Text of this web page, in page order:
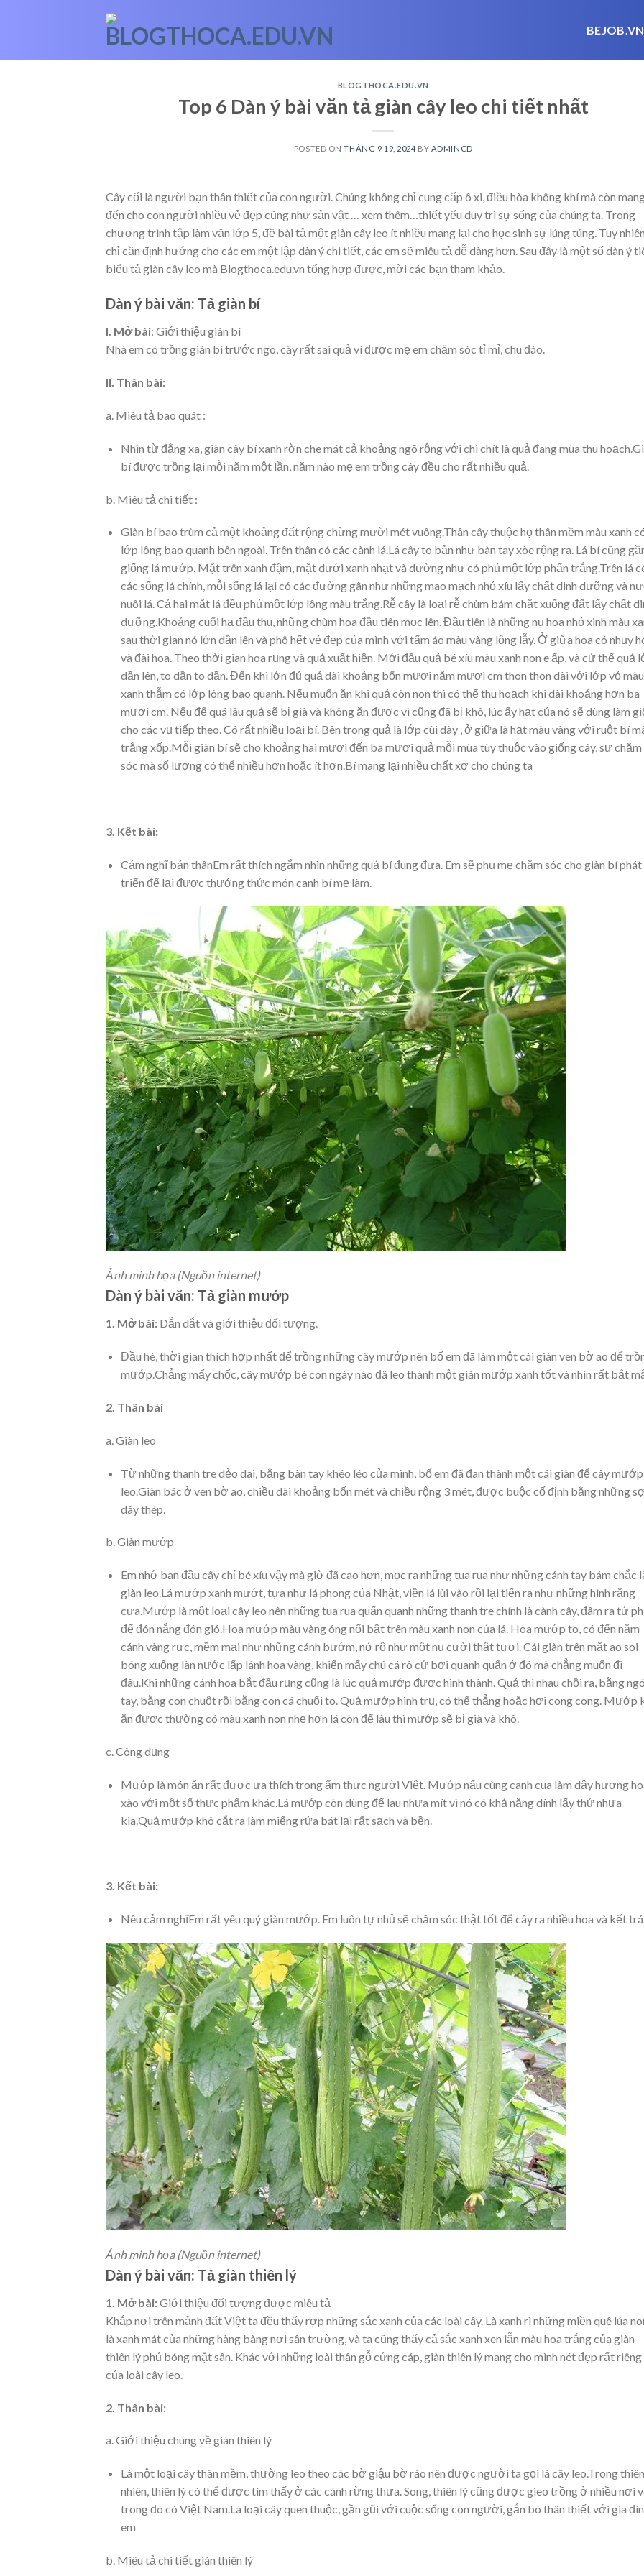
BEJOB.VN
BLOGTHOCA.EDU.VN
Top 6 Dàn ý bài văn tả giàn cây leo chi tiết nhất
POSTED ONTHÁNG 9 19, 2024 BY ADMINCD
Cây cối là người bạn thân thiết của con người. Chúng không chỉ cung cấp ô xi, điều hòa không khí mà còn
đến cho con người nhiều vẻ đẹp cũng như sản vật
… xem thêm… thiết yếu duy trì sự sống của chúng ta. Trong
chương trình tập làm văn lớp 5, đề bài tả một giàn cây leo ít nhiều mang lại cho học sinh sự lúng túng. Tuy nhiên,
chỉ cần định hướng cho các em một lập dàn ý chi tiết, các em sẽ miêu tả dễ dàng hơn. Sau đây là một số dàn ý
biểu tả giàn cây leo mà Blogthoca.edu.vn tổng hợp được, mời các bạn tham khảo.
Dàn ý bài văn: Tả giàn bí
I. Mở bài: Giới thiệu giàn bí
Nhà em có trồng giàn bí trước ngõ, cây rất sai quả vì được mẹ em chăm sóc tỉ mỉ, chu đáo.
II. Thân bài:
a. Miêu tả bao quát :
Nhìn từ đằng xa, giàn cây bí xanh rờn che mát cả khoảng ngõ rộng với chi chít là quả đang mùa thu
bí được trồng lại mỗi năm một lần, năm nào mẹ em trồng cây đều cho rất nhiều quả.
b. Miêu tả chi tiết :
Giàn bí bao trùm cả một khoảng đất rộng chừng mười mét vuông.Thân cây thuộc họ thân mềm màu xanh
lớp lông bao quanh bên ngoài. Trên thân có các cành lá.Lá cây to bản như bàn tay xòe rộng ra. Lá bí cũng
giống lá mướp. Mặt trên xanh đậm, mặt dưới xanh nhạt và dường như có phủ một lớp phấn trắng.Trên lá
các sống lá chính, mỗi sống lá lại có các đường gân như những mao mạch nhỏ xíu lấy chất dinh dưỡng và
nuôi lá. Cả hai mặt lá đều phủ một lớp lông màu trắng.Rễ cây là loại rễ chùm bám chặt xuống đất lấy chất
dưỡng.Khoảng cuối hạ đầu thu, những chùm hoa đầu tiên mọc lên. Đầu tiên là những nụ hoa nhỏ xinh màu
sau thời gian nó lớn dần lên và phô hết vẻ đẹp của mình với tấm áo màu vàng lộng lẫy. Ở giữa hoa có nhụy
và đài hoa. Theo thời gian hoa rụng và quả xuất hiện. Mới đầu quả bé xíu màu xanh non e ấp, và cứ thế quả
dần lên, to dần to dần. Đến khi lớn đủ quả dài khoảng bốn mươi năm mươi cm thon thon dài với lớp vỏ màu
xanh thẫm có lớp lông bao quanh. Nếu muốn ăn khi quả còn non thì có thể thu hoạch khi dài khoảng hơn ba
mươi cm. Nếu để quá lâu quả sẽ bị già và không ăn được vì cũng đã bị khô, lúc ấy hạt của nó sẽ dùng làm
cho các vụ tiếp theo. Có rất nhiều loại bí. Bên trong quả là lớp cùi dày , ở giữa là hạt màu vàng với ruột bí
trắng xốp.Mỗi giàn bí sẽ cho khoảng hai mươi đến ba mươi quả mỗi mùa tùy thuộc vào giống cây, sự chăm
sóc mà số lượng có thể nhiều hơn hoặc ít hơn.Bí mang lại nhiều chất xơ cho chúng ta
3. Kết bài:
Cảm nghĩ bản thânEm rất thích ngắm nhìn những quả bí đung đưa. Em sẽ phụ mẹ chăm sóc cho giàn bí phát
triển để lại được thưởng thức món canh bí mẹ làm.
Ảnh minh họa (Nguồn internet)
Dàn ý bài văn: Tả giàn mướp
1. Mở bài: Dẫn dắt và giới thiệu đối tượng.
Đầu hè, thời gian thích hợp nhất để trồng những cây mướp nên bố em đã làm một cái giàn ven bờ ao để
mướp.Chẳng mấy chốc, cây mướp bé con ngày nào đã leo thành một giàn mướp xanh tốt và nhìn rất bắt
2. Thân bài
a. Giàn leo
Từ những thanh tre dẻo dai, bằng bàn tay khéo léo của mình, bố em đã đan thành một cái giàn để cây mướp
leo.Giàn bác ở ven bờ ao, chiều dài khoảng bốn mét và chiều rộng 3 mét, được buộc cố định bằng những
dây thép.
b. Giàn mướp
Em nhớ ban đầu cây chỉ bé xíu vậy mà giờ đã cao hơn, mọc ra những tua rua như những cánh tay bám chắc
giàn leo.Lá mướp xanh mướt, tựa như lá phong của Nhật, viền lá lùi vào rồi lại tiến ra như những hình răng
cưa.Mướp là một loại cây leo nên những tua rua quấn quanh những thanh tre chính là cành cây, đâm ra tứ
để đón nắng đón gió.Hoa mướp màu vàng óng nổi bật trên màu xanh non của lá. Hoa mướp to, có đến năm
cánh vàng rực, mềm mại như những cánh bướm, nở rộ như một nụ cười thật tươi. Cái giàn trên mặt ao soi
bóng xuống làn nước lấp lánh hoa vàng, khiến mấy chú cá rô cứ bơi quanh quẩn ở đó mà chẳng muốn đi
đâu.Khi những cánh hoa bắt đầu rụng cũng là lúc quả mướp được hình thành. Quả thi nhau chồi ra, bằng
tay, bằng con chuột rồi bằng con cá chuối to. Quả mướp hình trụ, có thể thẳng hoặc hơi cong cong. Mướp
ăn được thường có màu xanh non nhẹ hơn lá còn để lâu thì mướp sẽ bị già và khô.
c. Công dụng
Mướp là món ăn rất được ưa thích trong ẩm thực người Việt. Mướp nấu cùng canh cua làm dậy hương
xào với một số thực phẩm khác.Lá mướp còn dùng để lau nhựa mít vì nó có khả năng dính lấy thứ nhựa
kia.Quả mướp khô cắt ra làm miếng rửa bát lại rất sạch và bền.
3. Kết bài:
Nêu cảm nghĩEm rất yêu quý giàn mướp. Em luôn tự nhủ sẽ chăm sóc thật tốt để cây ra nhiều hoa và kết
Ảnh minh họa (Nguồn internet)
Dàn ý bài văn: Tả giàn thiên lý
1. Mở bài:Giới thiệu đối tượng được miêu tả
Khắp nơi trên mảnh đất Việt ta đều thấy rợp những sắc xanh của các loài cây. Là xanh rì những miền quê lúa
là xanh mát của những hàng bàng nơi sân trường, và ta cũng thấy cả sắc xanh xen lẫn màu hoa trắng của giàn
thiên lý phủ bóng mặt sân. Khác với những loài thân gỗ cứng cáp, giàn thiên lý mang cho mình nét đẹp rất riêng
của loài cây leo.
2. Thân bài:
a. Giới thiệu chung về giàn thiên lý
Là một loại cây thân mềm, thường leo theo các bờ giậu bờ rào nên được người ta gọi là cây leo.Trong thiên
nhiên, thiên lý có thể được tìm thấy ở các cánh rừng thưa. Song, thiên lý cũng được gieo trồng ở nhiều nơi
trong đó có Việt Nam.Là loại cây quen thuộc, gần gũi với cuộc sống con người, gắn bó thân thiết với gia
em
b. Miêu tả chi tiết giàn thiên lý